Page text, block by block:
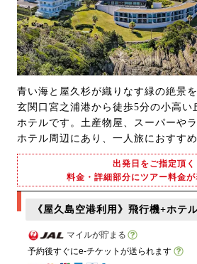
青い海と屋久杉が織りなす緑の絶景
玄関口宮之浦港から徒歩5分の小高い
ホテルです。土産物屋、スーパーや
ホテル周辺にあり、一人旅におすすめ
出発日をご指定頂く
料金・詳細部分にツアー料金
《屋久島空港利用》飛行機+ホテ
マイルが貯まる
予約後すぐにe-チケットが送られます